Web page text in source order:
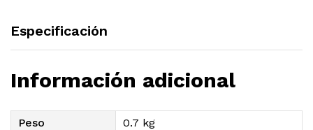
Especificación
Información adicional
Peso
0.7 kg